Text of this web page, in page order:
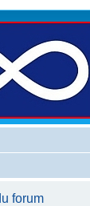
forum